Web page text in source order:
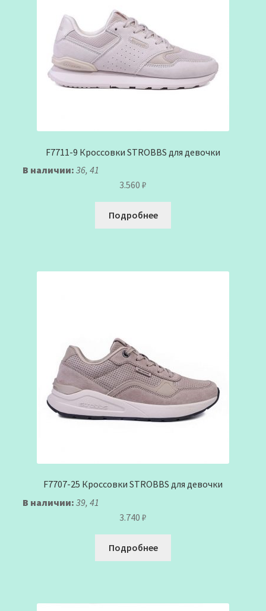
F7711-9 Кроссовки STROBBS для девочки
В наличии: 36, 41
3.560 ₽
Подробнее
F7707-25 Кроссовки STROBBS для девочки
В наличии: 39, 41
3.740 ₽
Подробнее